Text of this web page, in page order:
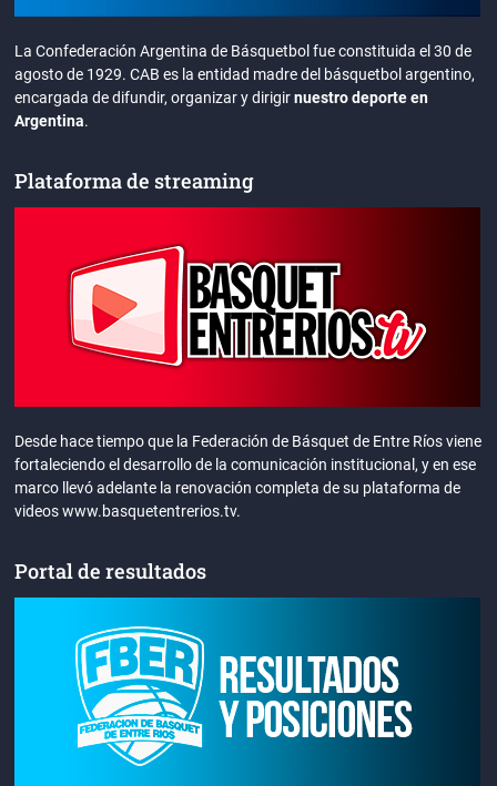
La Confederación Argentina de Básquetbol fue constituida el 30 de
agosto de 1929. CAB es la entidad madre del básquetbol argentino,
encargada de difundir, organizar y dirigirnuestro deporte en
Argentina.
Plataforma de streaming
Desde hace tiempo que la Federación de Básquet de Entre Ríos viene
fortaleciendo el desarrollo de la comunicación institucional, y en ese
marco llevó adelante la renovación completa de su plataforma de
videos www.basquetentrerios.tv.
Portal de resultados